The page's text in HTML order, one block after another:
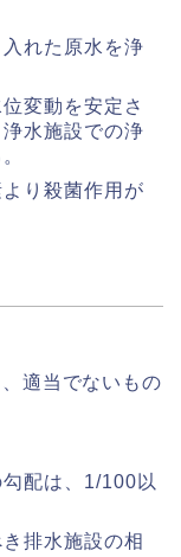
れた原水を浄
変動を安定さ
水施設での浄
り殺菌作用が
適当でないもの
配は、1/100以
排水施設の相